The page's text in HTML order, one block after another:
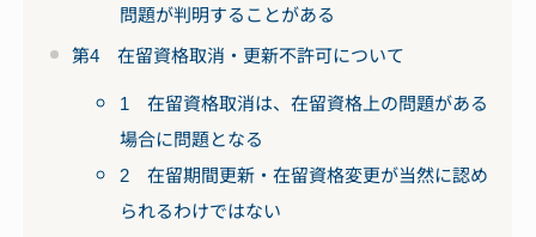
問題が判明することがある
第4 在留資格取消・更新不許可について
1 在留資格取消は、在留資格上の問題がある
場合に問題となる
2 在留期間更新・在留資格変更が当然に認め
られるわけではない